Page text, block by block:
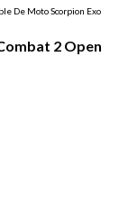
De Moto Scorpion Exo
2 Open